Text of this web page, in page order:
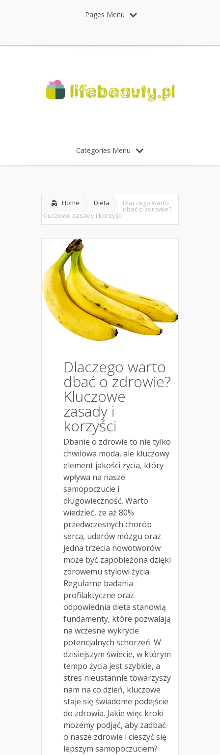
Pages Menu
Categories Menu
Home Dieta Dlaczego warto
dbać o zdrowie?
Kluczowe zasady i korzyści
Dlaczego warto
dbać o zdrowie?
Kluczowe
zasady i
korzyści
Dbanie o zdrowie to nie tylko
chwilowa moda, ale kluczowy
element jakości życia, który
wpływa na nasze
samopoczucie i
długowieczność. Warto
wiedzieć, że aż 80%
przedwczesnych chorób
serca, udarów mózgu oraz
jedna trzecia nowotworów
może być zapobieżona dzięki
zdrowemu stylowi życia.
Regularne badania
profilaktyczne oraz
odpowiednia dieta stanowią
fundamenty, które pozwalają
na wczesne wykrycie
potencjalnych schorzeń. W
dzisiejszym świecie, w którym
tempo życia jest szybkie, a
stres nieustannie towarzyszy
nam na co dzień, kluczowe
staje się świadome podejście
do zdrowia. Jakie więc kroki
możemy podjąć, aby zadbać
o nasze zdrowie i cieszyć się
lepszym samopoczuciem?